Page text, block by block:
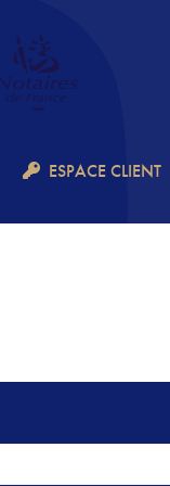
ESPACE CLIENT